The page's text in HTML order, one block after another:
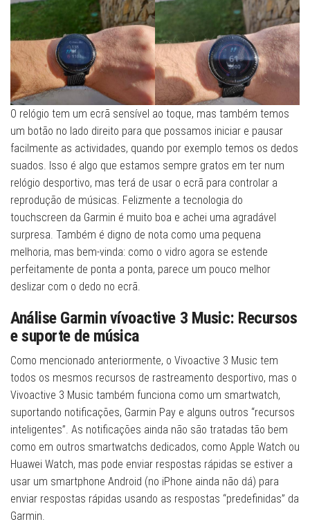
O relógio tem um ecrã sensível ao toque, mas também temos
um botão no lado direito para que possamos iniciar e pausar
facilmente as actividades, quando por exemplo temos os dedos
suados. Isso é algo que estamos sempre gratos em ter num
relógio desportivo, mas terá de usar o ecrã para controlar a
reprodução de músicas. Felizmente a tecnologia do
touchscreen da Garmin é muito boa e achei uma agradável
surpresa. Também é digno de nota como uma pequena
melhoria, mas bem-vinda: como o vidro agora se estende
perfeitamente de ponta a ponta, parece um pouco melhor
deslizar com o dedo no ecrã.
Análise Garmin vívoactive 3 Music: Recursos
e suporte de música
Como mencionado anteriormente, o Vivoactive 3 Music tem
todos os mesmos recursos de rastreamento desportivo, mas o
Vivoactive 3 Music também funciona como um smartwatch,
suportando notificações, Garmin Pay e alguns outros “recursos
inteligentes”. As notificações ainda não são tratadas tão bem
como em outros smartwatchs dedicados, como Apple Watch ou
Huawei Watch, mas pode enviar respostas rápidas se estiver a
usar um smartphone Android (no iPhone ainda não dá) para
enviar respostas rápidas usando as respostas “predefinidas” da
Garmin.